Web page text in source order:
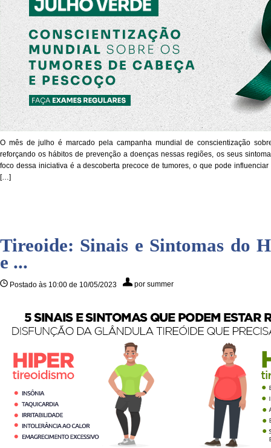
O mês de julho é marcado pela campanha mundial de conscientização
reforçando os hábitos de prevenção a doenças nessas regiões, os seus
foco dessa iniciativa é a descoberta precoce de tumores, o que pode
[…]
Tireoide: Sinais e Sintomas do
e ...
Postado às 10:00 de 10/05/2023 por summer